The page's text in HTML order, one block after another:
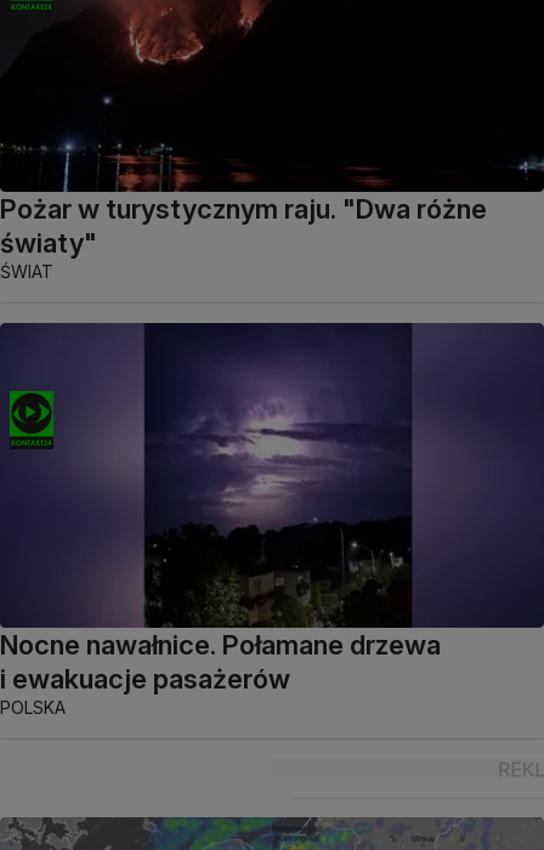
Pożar w turystycznym raju. "Dwa różne
światy"
ŚWIAT
Nocne nawałnice. Połamane drzewa
i ewakuacje pasażerów
POLSKA